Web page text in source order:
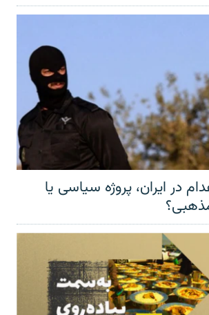
در ایران، پروژه سیاسی یا